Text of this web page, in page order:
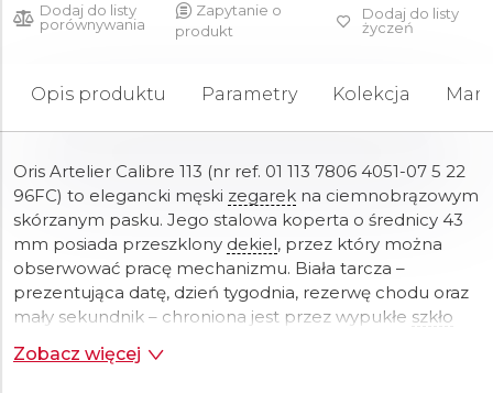
Dodaj do listy
porównywania
Zapytanie o
produkt
Dodaj do listy
życzeń
Opis produktu Parametry Kolekcja
Oris Artelier Calibre 113 (nr ref. 01 113 7806 4051-07 5 22
96FC) to elegancki męski zegarek na ciemnobrązowym
skórzanym pasku. Jego stalowa koperta o średnicy 43
mm posiada przeszklony dekiel, przez który można
obserwować pracę mechanizmu. Biała tarcza –
prezentująca datę, dzień tygodnia, rezerwę chodu oraz
mały sekundnik – chroniona jest przez wypukłe szkło
minimalizującą odblaski. Centralnie umieszczona
Zobacz więcej